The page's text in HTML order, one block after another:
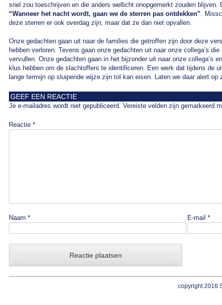
snel zou toeschrijven en die anders wellicht onopgemerkt zouden
“Wanneer het nacht wordt, gaan we de sterren pas ontdekken” .
deze sterren er ook overdag zijn, maar dat ze dan niet opvallen.
Onze gedachten gaan uit naar de families die getroffen zijn door deze
hebben verloren. Tevens gaan onze gedachten uit naar onze collega’s
vervullen. Onze gedachten gaan in het bijzonder uit naar onze collega’s
klus hebben om de slachtoffers te identificeren. Een werk dat tijdens de
lange termijn op sluipende wijze zijn tol kan eisen. Laten we daar alert op
GEEF EEN REACTIE
Je e-mailadres wordt niet gepubliceerd. Vereiste velden zijn gemarkeerd
Reactie *
Naam * E-mail *
copyright 2016